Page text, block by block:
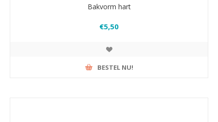
Bakvorm hart
€5,50
BESTEL NU!